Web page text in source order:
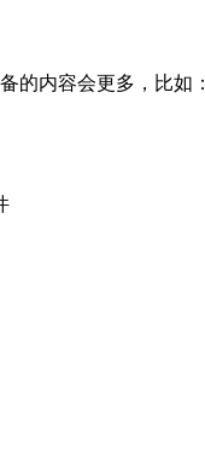
的内容会更多，比如：